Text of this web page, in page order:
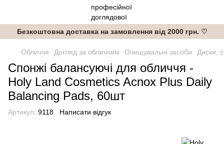
Безкоштовна доставка на замовлення від 2000 грн. ♡
Обличчя Догляд за обличчям Очищувальні засоби Диски,
Спонжі балансуючі для обличчя -
Holy Land Cosmetics Acnox Plus Daily
Balancing Pads, 60шт
Артикул: 9118 Написати відгук